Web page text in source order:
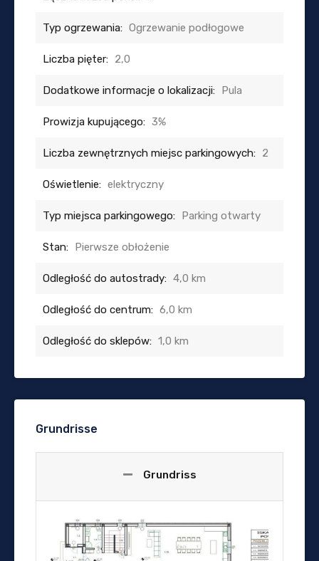
Typ ogrzewania: Ogrzewanie podłogowe
Liczba pięter: 2,0
Dodatkowe informacje o lokalizacji: Pula
Prowizja kupującego: 3%
Liczba zewnętrznych miejsc parkingowych: 2
Oświetlenie: elektryczny
Typ miejsca parkingowego: Parking otwarty
Stan: Pierwsze obłożenie
Odległość do autostrady: 4,0 km
Odległość do centrum: 6,0 km
Odległość do sklepów: 1,0 km
Grundrisse
Grundriss